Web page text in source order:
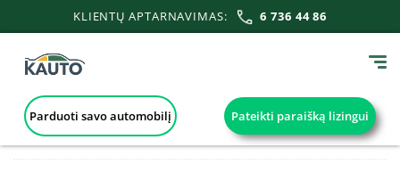
KLIENTŲ APTARNAVIMAS: 6 736 44 86
Parduoti savo automobilį Pateikti paraišką lizingui